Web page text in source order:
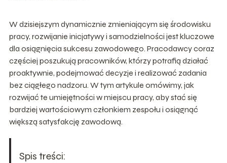
W dzisiejszym dynamicznie zmieniającym się środowisku
pracy, rozwijanie inicjatywy i samodzielności jest kluczowe
dla osiągnięcia sukcesu zawodowego. Pracodawcy coraz
częściej poszukują pracowników, którzy potrafią działać
proaktywnie, podejmować decyzje i realizować zadania
bez ciągłego nadzoru. W tym artykule omówimy, jak
rozwijać te umiejętności w miejscu pracy, aby stać się
bardziej wartościowym członkiem zespołu i osiągnąć
większą satysfakcję zawodową.
Spis treści: